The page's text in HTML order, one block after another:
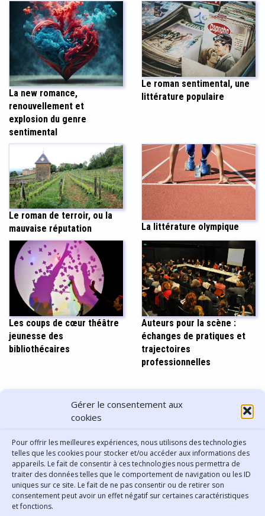
Gérer le consentement aux
cookies
Pour offrir les meilleures expériences, nous utilisons des technologies
telles que les cookies pour stocker et/ou accéder aux informations des
appareils. Le fait de consentir à ces technologies nous permettra de
traiter des données telles que le comportement de navigation ou les ID
uniques sur ce site. Le fait de ne pas consentir ou de retirer son
consentement peut avoir un effet négatif sur certaines caractéristiques
et fonctions.
La new romance,
renouvellement et
explosion du genre
sentimental
Le roman sentimental, une
littérature populaire
Le roman de terroir, ou la
mauvaise réputation
La littérature olympique
Les coups de cœur théâtre
jeunesse des
bibliothécaires
Auteurs pour la scène :
échanges de pratiques et
trajectoires
professionnelles
PARTAGER CET ARTICLE